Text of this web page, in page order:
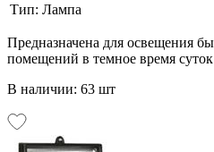
Тип: Лампа
Предназначена для освещения
помещений в темное время
В наличии: 63 шт